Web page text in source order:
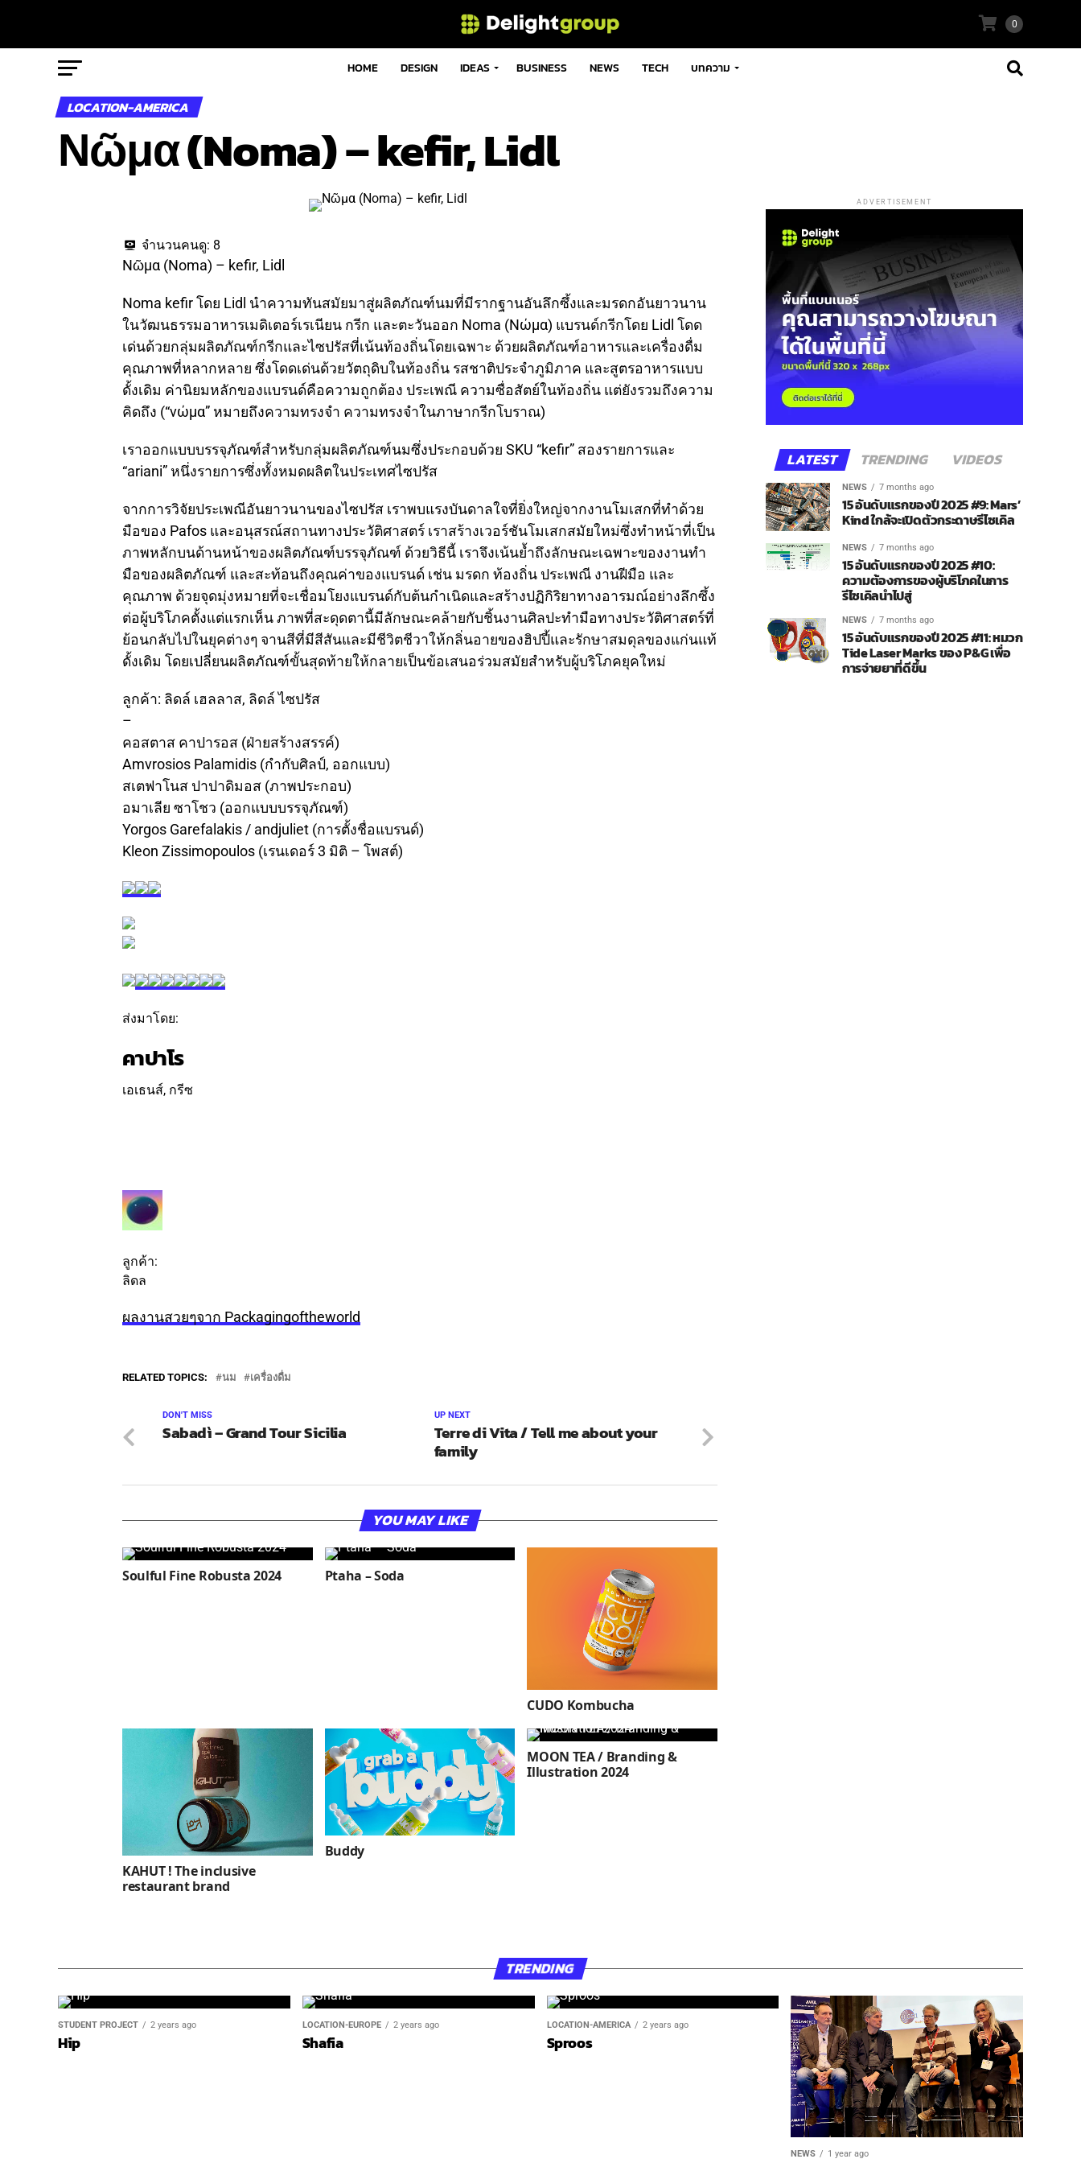
0
HOME DESIGN IDEAS BUSINESS NEWS TECH บทความ
LOCATION-AMERICA
Νῶμα (Noma) – kefir, Lidl
จำนวนคนดู: 8
Νῶμα (Noma) – kefir, Lidl
Noma kefir โดย Lidl นำความทันสมัยมาสู่ผลิตภัณฑ์นมที่มีรากฐานอันลึกซึ้งและมรดกอันยาวนาน
ในวัฒนธรรมอาหารเมดิเตอร์เรเนียน กรีก และตะวันออก Noma (Νώμα) แบรนด์กรีกโดย Lidl โดด
เด่นด้วยกลุ่มผลิตภัณฑ์กรีกและไซปรัสที่เน้นท้องถิ่นโดยเฉพาะ ด้วยผลิตภัณฑ์อาหารและเครื่องดื่ม
คุณภาพที่หลากหลาย ซึ่งโดดเด่นด้วยวัตถุดิบในท้องถิ่น รสชาติประจำภูมิภาค และสูตรอาหารแบบ
ดั้งเดิม ค่านิยมหลักของแบรนด์คือความถูกต้อง ประเพณี ความซื่อสัตย์ในท้องถิ่น แต่ยังรวมถึงความ
คิดถึง (“νώμα” หมายถึงความทรงจำ ความทรงจำในภาษากรีกโบราณ)
เราออกแบบบรรจุภัณฑ์สำหรับกลุ่มผลิตภัณฑ์นมซึ่งประกอบด้วย SKU “kefir” สองรายการและ
“ariani” หนึ่งรายการซึ่งทั้งหมดผลิตในประเทศไซปรัส
จากการวิจัยประเพณีอันยาวนานของไซปรัส เราพบแรงบันดาลใจที่ยิ่งใหญ่จากงานโมเสกที่ทำด้วย
มือของ Pafos และอนุสรณ์สถานทางประวัติศาสตร์ เราสร้างเวอร์ชันโมเสกสมัยใหม่ซึ่งทำหน้าที่เป็น
ภาพหลักบนด้านหน้าของผลิตภัณฑ์บรรจุภัณฑ์ ด้วยวิธีนี้ เราจึงเน้นย้ำถึงลักษณะเฉพาะของงานทำ
มือของผลิตภัณฑ์ และสะท้อนถึงคุณค่าของแบรนด์ เช่น มรดก ท้องถิ่น ประเพณี งานฝีมือ และ
คุณภาพ ด้วยจุดมุ่งหมายที่จะเชื่อมโยงแบรนด์กับต้นกำเนิดและสร้างปฏิกิริยาทางอารมณ์อย่างลึกซึ้ง
ต่อผู้บริโภคตั้งแต่แรกเห็น ภาพที่สะดุดตานี้มีลักษณะคล้ายกับชิ้นงานศิลปะทำมือทางประวัติศาสตร์ที่
ย้อนกลับไปในยุคต่างๆ จานสีที่มีสีสันและมีชีวิตชีวาให้กลิ่นอายของฮิปปี้และรักษาสมดุลของแก่นแท้
ดั้งเดิม โดยเปลี่ยนผลิตภัณฑ์ขั้นสุดท้ายให้กลายเป็นข้อเสนอร่วมสมัยสำหรับผู้บริโภคยุคใหม่
ลูกค้า: ลิดล์ เฮลลาส, ลิดล์ ไซปรัส
–
คอสตาส คาปารอส (ฝ่ายสร้างสรรค์)
Amvrosios Palamidis (กำกับศิลป์, ออกแบบ)
สเตฟาโนส ปาปาดิมอส (ภาพประกอบ)
อมาเลีย ซาโชว (ออกแบบบรรจุภัณฑ์)
Yorgos Garefalakis / andjuliet (การตั้งชื่อแบรนด์)
Kleon Zissimopoulos (เรนเดอร์ 3 มิติ – โพสต์)
ส่งมาโดย:
คาปาโร
เอเธนส์, กรีซ
ลูกค้า:
ลิดล
ผลงานสวยๆจาก Packagingoftheworld
RELATED TOPICS: นม เครื่องดื่ม
UP NEXT
Terre di Vita / Tell me about your
family
DON'T MISS
Sabadì – Grand Tour Sicilia
YOU MAY LIKE
Soulful Fine Robusta 2024 Ptaha – Soda
CUDO Kombucha
KAHUT ! The inclusive
restaurant brand
Buddy
MOON TEA / Branding &
Illustration 2024
ADVERTISEMENT
LATEST TRENDING VIDEOS
NEWS 7 months ago
15 อันดับแรกของปี 2025 #9: Mars’
Kind ใกล้จะเปิดตัวกระดาษรีไซเคิล
NEWS 7 months ago
15 อันดับแรกของปี 2025 #10:
ความต้องการของผู้บริโภคในการ
รีไซเคิลนำไปสู่
NEWS 7 months ago
15 อันดับแรกของปี 2025 #11: หมวก
Tide Laser Marks ของ P&G เพื่อ
การจ่ายยาที่ดีขึ้น
TRENDING
STUDENT PROJECT 2 years ago
Hip
LOCATION-EUROPE 2 years ago
Shafia
LOCATION-AMERICA 2 years ago
Sproos
NEWS 1 year ago